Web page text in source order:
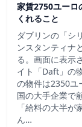
家賃2750ユーロ
くれること
ダブリンの「シ
ンスタンティナ
る。画面に表示
イト「Daft」の
の物件は2350ユ
国の大手企業で
「給料の大半
ん…